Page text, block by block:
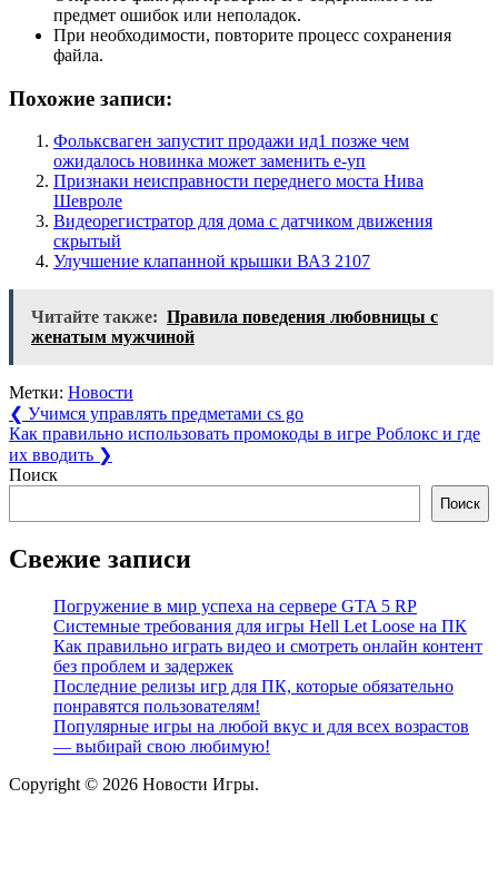
предмет ошибок или неполадок.
При необходимости, повторите процесс сохранения
файла.
Похожие записи:
Фольксваген запустит продажи ид1 позже чем
ожидалось новинка может заменить e-уп
Признаки неисправности переднего моста Нива
Шевроле
Видеорегистратор для дома с датчиком движения
скрытый
Улучшение клапанной крышки ВАЗ 2107
Читайте также: Правила поведения любовницы с
женатым мужчиной
Метки: Новости
Навигация
по
записям
❮ Previous
Post:
Учимся управлять предметами cs go
Next
Post:
Как правильно использовать промокоды в игре Роблокс и где
их вводить ❯
Поиск
Поиск
Свежие записи
Погружение в мир успеха на сервере GTA 5 RP
Системные требования для игры Hell Let Loose на ПК
Как правильно играть видео и смотреть онлайн контент
без проблем и задержек
Последние релизы игр для ПК, которые обязательно
понравятся пользователям!
Популярные игры на любой вкус и для всех возрастов
— выбирай свою любимую!
Copyright © 2026 Новости Игры.